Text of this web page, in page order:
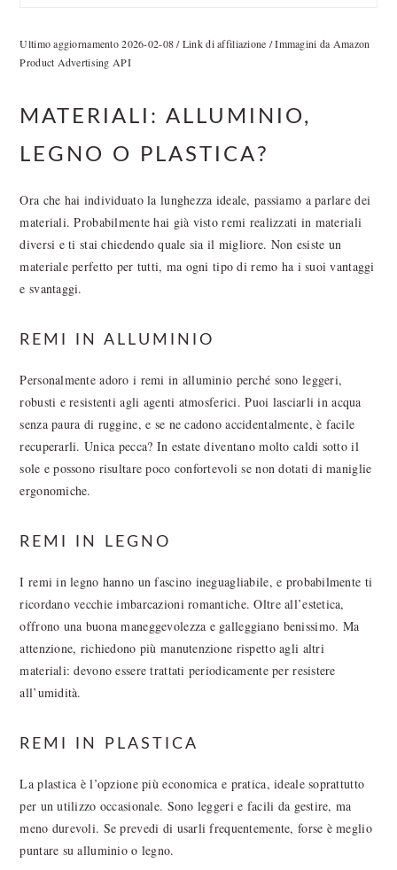
Ultimo aggiornamento 2026-02-08 / Link di affiliazione / Immagini da Amazon
Product Advertising API
MATERIALI: ALLUMINIO,
LEGNO O PLASTICA?
Ora che hai individuato la lunghezza ideale, passiamo a parlare dei
materiali. Probabilmente hai già visto remi realizzati in materiali
diversi e ti stai chiedendo quale sia il migliore. Non esiste un
materiale perfetto per tutti, ma ogni tipo di remo ha i suoi vantaggi
e svantaggi.
REMI IN ALLUMINIO
Personalmente adoro i remi in alluminio perché sono leggeri,
robusti e resistenti agli agenti atmosferici. Puoi lasciarli in acqua
senza paura di ruggine, e se ne cadono accidentalmente, è facile
recuperarli. Unica pecca? In estate diventano molto caldi sotto il
sole e possono risultare poco confortevoli se non dotati di maniglie
ergonomiche.
REMI IN LEGNO
I remi in legno hanno un fascino ineguagliabile, e probabilmente ti
ricordano vecchie imbarcazioni romantiche. Oltre all’estetica,
offrono una buona maneggevolezza e galleggiano benissimo. Ma
attenzione, richiedono più manutenzione rispetto agli altri
materiali: devono essere trattati periodicamente per resistere
all’umidità.
REMI IN PLASTICA
La plastica è l’opzione più economica e pratica, ideale soprattutto
per un utilizzo occasionale. Sono leggeri e facili da gestire, ma
meno durevoli. Se prevedi di usarli frequentemente, forse è meglio
puntare su alluminio o legno.